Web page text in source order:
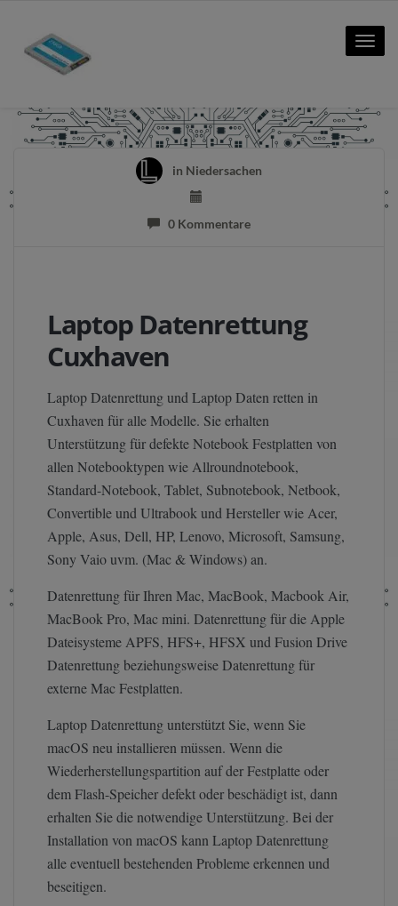
Toggle
in Niedersachen
0 Kommentare
Laptop Datenrettung
Cuxhaven
Laptop Datenrettung und Laptop Daten retten in
Cuxhaven für alle Modelle. Sie erhalten
Unterstützung für defekte Notebook Festplatten von
allen Notebooktypen wie Allroundnotebook,
Standard-Notebook, Tablet, Subnotebook, Netbook,
Convertible und Ultrabook und Hersteller wie Acer,
Apple, Asus, Dell, HP, Lenovo, Microsoft, Samsung,
Sony Vaio uvm. (Mac & Windows) an.
Datenrettung für Ihren Mac, MacBook, Macbook Air,
MacBook Pro, Mac mini. Datenrettung für die Apple
Dateisysteme APFS, HFS+, HFSX und Fusion Drive
Datenrettung beziehungsweise Datenrettung für
externe Mac Festplatten.
Laptop Datenrettung unterstützt Sie, wenn Sie
macOS neu installieren müssen. Wenn die
Wiederherstellungspartition auf der Festplatte oder
dem Flash-Speicher defekt oder beschädigt ist, dann
erhalten Sie die notwendige Unterstützung. Bei der
Installation von macOS kann Laptop Datenrettung
alle eventuell bestehenden Probleme erkennen und
beseitigen.